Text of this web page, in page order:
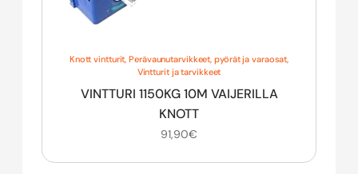
Knott vintturit,Perävaunutarvikkeet, pyörät ja varaosat,
Vintturit ja tarvikkeet
VINTTURI 1150KG 10M VAIJERILLA
KNOTT
91,90€